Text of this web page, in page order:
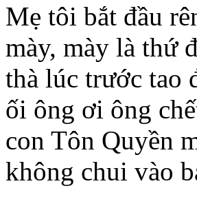
Mẹ tôi bắt đầu
mày, mày là thứ
thà lúc trước tao
ối ông ơi ông
con Tôn Quyền
không chui vào